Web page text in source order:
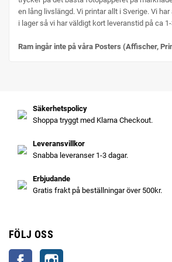
en lång livslängd. Vi printar allt i Sverige. Vi
i lager så vi har väldigt kort leveranstid på ca 1-
Ram ingår inte på våra Posters (Affischer,
Säkerhetspolicy
Shoppa tryggt med Klarna Checkout.
Leveransvillkor
Snabba leveranser 1-3 dagar.
Erbjudande
Gratis frakt på beställningar över 500kr.
FÖLJ OSS
Facebook